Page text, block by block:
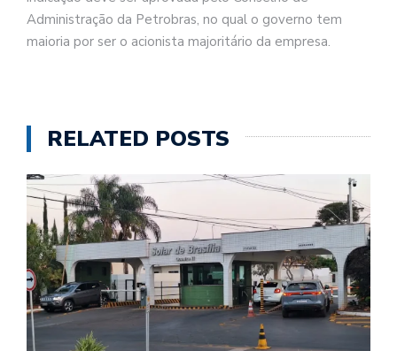
Administração da Petrobras, no qual o governo tem
maioria por ser o acionista majoritário da empresa.
RELATED POSTS